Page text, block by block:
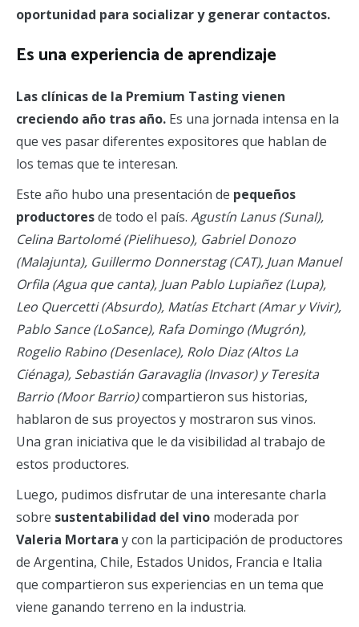
oportunidad para socializar y generar contactos.
Es una experiencia de aprendizaje
Las clínicas de la Premium Tasting vienen
creciendo año tras año. Es una jornada intensa en la
que ves pasar diferentes expositores que hablan de
los temas que te interesan.
Este año hubo una presentación de pequeños
productoresde todo el país. Agustín Lanus (Sunal),
Celina Bartolomé (Pielihueso), Gabriel Donozo
(Malajunta), Guillermo Donnerstag (CAT), Juan Manuel
Orfila (Agua que canta), Juan Pablo Lupiañez (Lupa),
Leo Quercetti (Absurdo), Matías Etchart (Amar y Vivir),
Pablo Sance (LoSance), Rafa Domingo (Mugrón),
Rogelio Rabino (Desenlace), Rolo Diaz (Altos La
Ciénaga), Sebastián Garavaglia (Invasor) y Teresita
Barrio (Moor Barrio)compartieron sus historias,
hablaron de sus proyectos y mostraron sus vinos.
Una gran iniciativa que le da visibilidad al trabajo de
estos productores.
Luego, pudimos disfrutar de una interesante charla
sobre sustentabilidad del vino moderada por
Valeria Mortara y con la participación de productores
de Argentina, Chile, Estados Unidos, Francia e Italia
que compartieron sus experiencias en un tema que
viene ganando terreno en la industria.